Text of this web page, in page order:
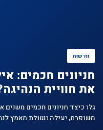
חדשות
חניונים חכמים:
את חוויית
גלו כיצד חניונים חכמים
משופרת, יעילה ונטולת מאמץ